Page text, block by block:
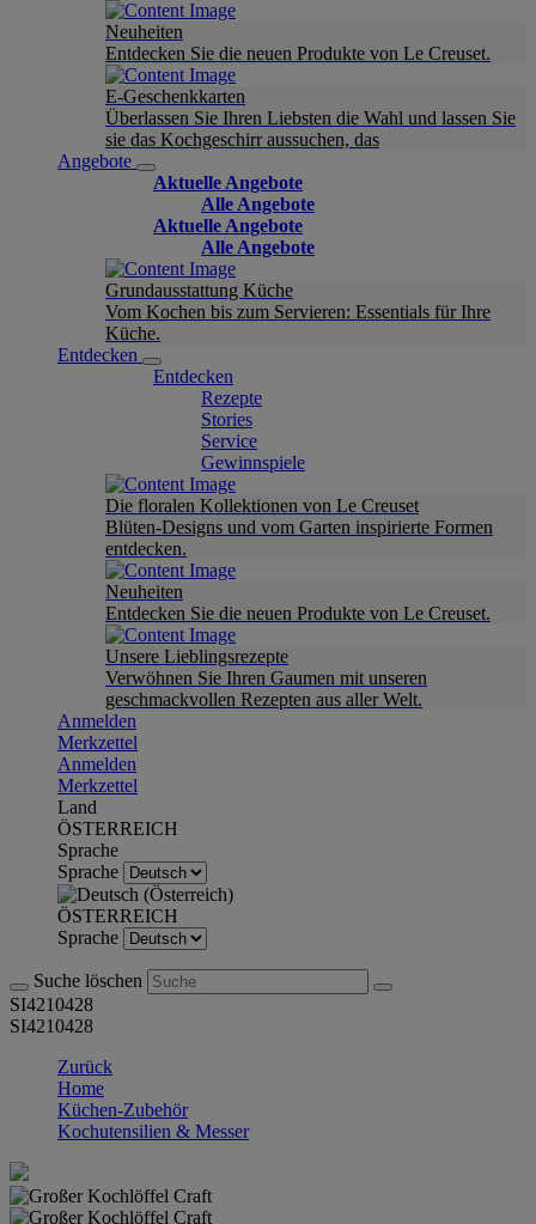
Neuheiten
Entdecken Sie die neuen Produkte von Le Creuset.
E-Geschenkkarten
Überlassen Sie Ihren Liebsten die Wahl und lassen Sie
sie das Kochgeschirr aussuchen, das
Angebote
Aktuelle Angebote
Alle Angebote
Aktuelle Angebote
Alle Angebote
Grundausstattung Küche
Vom Kochen bis zum Servieren: Essentials für Ihre
Küche.
Entdecken
Entdecken
Rezepte
Stories
Service
Gewinnspiele
Die floralen Kollektionen von Le Creuset
Blüten-Designs und vom Garten inspirierte Formen
entdecken.
Neuheiten
Entdecken Sie die neuen Produkte von Le Creuset.
Unsere Lieblingsrezepte
Verwöhnen Sie Ihren Gaumen mit unseren
geschmackvollen Rezepten aus aller Welt.
Anmelden
Merkzettel
Anmelden
Merkzettel
Land
ÖSTERREICH
Sprache
Sprache
ÖSTERREICH
Sprache
Suche löschen
SI4210428
SI4210428
Zurück
Home
Küchen-Zubehör
Kochutensilien & Messer